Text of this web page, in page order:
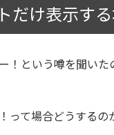
だけ表示す
！という噂を聞いた
って場合どうする